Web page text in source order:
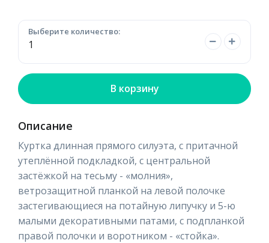
Выберите количество:
В корзину
Описание
Куртка длинная прямого силуэта, с притачной
утеплённой подкладкой, с центральной
застёжкой на тесьму - «молния»,
ветрозащитной планкой на левой полочке
застегивающиеся на потайную липучку и 5-ю
малыми декоративными патами, с подпланкой
правой полочки и воротником - «стойка».